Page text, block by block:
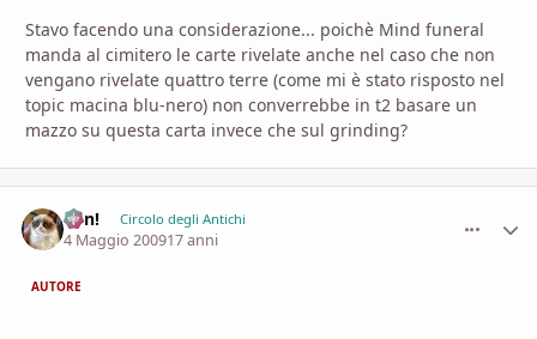
Stavo facendo una considerazione... poichè Mind funeral
manda al cimitero le carte rivelate anche nel caso che non
vengano rivelate quattro terre (come mi è stato risposto nel
topic macina blu-nero) non converrebbe in t2 basare un
mazzo su questa carta invece che sul grinding?
Ren! Circolo degli Antichi
4 Maggio 200917 anni
AUTORE